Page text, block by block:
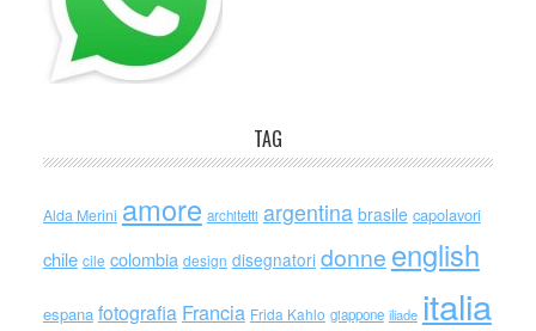
TAG
Alda Merini amore architetti argentina brasile capolavori
chile cile colombia design disegnatori donne english
espana fotografia Francia Frida Kahlo giappone iliade italia